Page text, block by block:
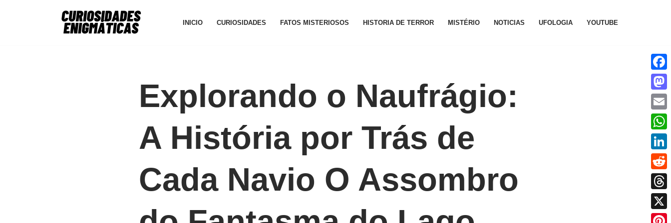
INICIO CURIOSIDADES FATOS MISTERIOSOS HISTORIA DE TERROR MISTÉRIO NOTICIAS UFOLOGIA YOUTUBE
Explorando o Naufrágio:
A História por Trás de
Cada Navio O Assombro
Email
X